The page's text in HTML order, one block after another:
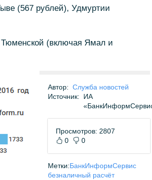
(567 рублей), Удмуртии
Тюменской (включая Ямал и
Автор: Служба новостей
Источник:
ИА
Просмотров: 2807
0
0
Метки:БанкИнформСервис
безналичный расчёт